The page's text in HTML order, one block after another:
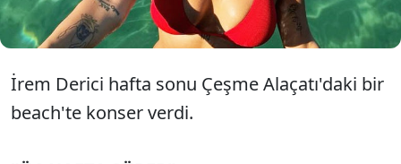
İrem Derici hafta sonu Çeşme Alaçatı'daki bir
beach'te konser verdi.